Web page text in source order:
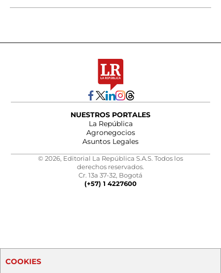
NUESTROS PORTALES
La República
Agronegocios
Asuntos Legales
© 2026, Editorial La República S.A.S. Todos los
derechos reservados.
Cr. 13a 37-32, Bogotá
(+57) 1 4227600
COOKIES